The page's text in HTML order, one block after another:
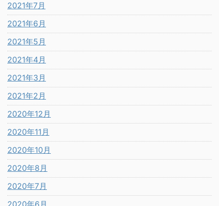
2021年7月
2021年6月
2021年5月
2021年4月
2021年3月
2021年2月
2020年12月
2020年11月
2020年10月
2020年8月
2020年7月